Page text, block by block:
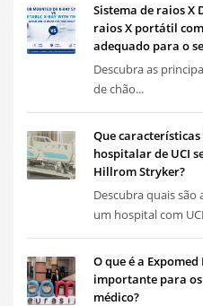
Sistema de raios X
raios X portátil
adequado para o
Descubra as
de chão...
Que
hospitalar de UCI
Hillrom Stryker?
Descubra quais são
um hospital com
O que é a
importante para
médico?